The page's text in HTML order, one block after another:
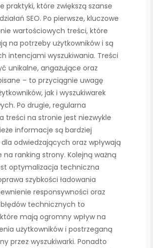
praktyki, które zwiększą szanse
SEO. Po pierwsze, kluczowe
wartościowych treści, które
na potrzeby użytkowników i są
intencjami wyszukiwania. Treści
unikalne, angażujące oraz
– to przyciągnie uwagę
jak i wyszukiwarek
Po drugie, regularna
treści na stronie jest niezwykle
informacje są bardziej
odwiedzających oraz wpływają
na ranking strony. Kolejną ważną
optymalizacja techniczna
szybkości ładowania
responsywności oraz
technicznych to
mają ogromny wpływ na
użytkowników i postrzeganą
przez wyszukiwarki. Ponadto